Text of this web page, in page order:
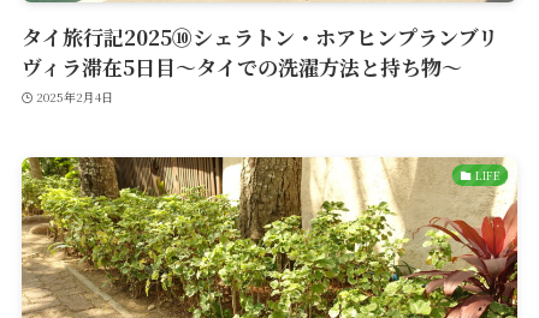
タイ旅行記2025⑩シェラトン・ホアヒンプランブリ
ヴィラ滞在5日目〜タイでの洗濯方法と持ち物〜
2025年2月4日
LIFE